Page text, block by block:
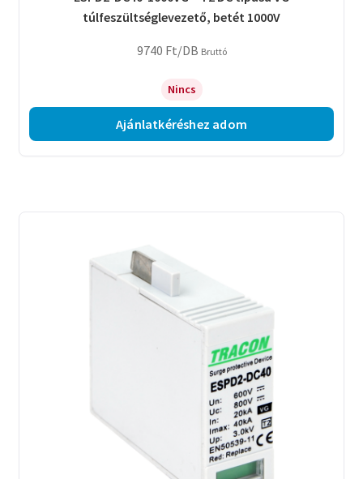
túlfeszültséglevezető, betét 1000V
9740 Ft/DB Bruttó
Nincs
Ajánlatkéréshez adom